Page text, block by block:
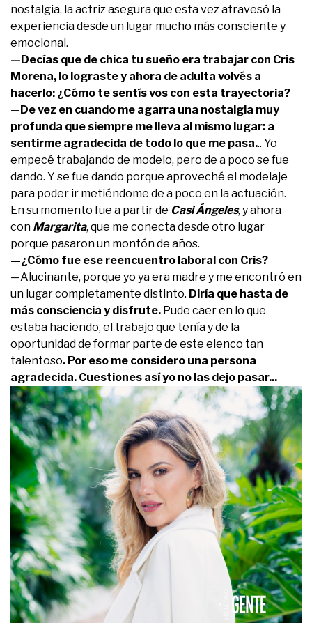
nostalgia, la actriz asegura que esta vez atravesó la
experiencia desde un lugar mucho más consciente y
emocional.
—Decías que de chica tu sueño era trabajar con Cris
Morena, lo lograste y ahora de adulta volvés a
hacerlo: ¿Cómo te sentís vos con esta trayectoria?
—De vez en cuando me agarra una nostalgia muy
profunda que siempre me lleva al mismo lugar: a
sentirme agradecida de todo lo que me pasa... Yo
empecé trabajando de modelo, pero de a poco se fue
dando. Y se fue dando porque aproveché el modelaje
para poder ir metiéndome de a poco en la actuación.
En su momento fue a partir de Casi Ángeles, y ahora
con Margarita, que me conecta desde otro lugar
porque pasaron un montón de años.
—¿Cómo fue ese reencuentro laboral con Cris?
—Alucinante, porque yo ya era madre y me encontró en
un lugar completamente distinto. Diría que hasta de
más consciencia y disfrute. Pude caer en lo que
estaba haciendo, el trabajo que tenía y de la
oportunidad de formar parte de este elenco tan
talentoso. Por eso me considero una persona
agradecida. Cuestiones así yo no las dejo pasar...